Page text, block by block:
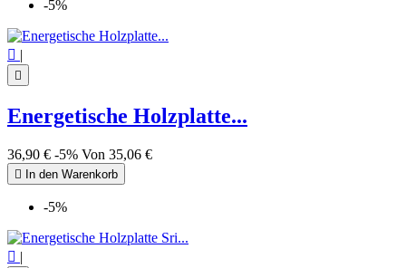
-5%
 |

Energetische Holzplatte...
36,90 € -5% Von 35,06 €
 In den Warenkorb
-5%
 |